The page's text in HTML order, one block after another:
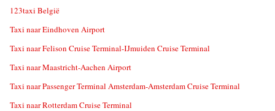
123taxi België
Taxi naar Eindhoven Airport
Taxi naar Felison Cruise Terminal-IJmuiden Cruise Terminal
Taxi naar Maastricht-Aachen Airport
Taxi naar Passenger Terminal Amsterdam-Amsterdam Cruise Terminal
Taxi naar Rotterdam Cruise Terminal